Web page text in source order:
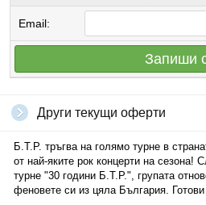
Email:
Запиши
Други текущи оферти
Б.Т.Р. тръгва на голямо турне в
от най-яките рок концерти на сезона!
турне "30 години Б.Т.Р.", групата
феновете си из цяла България.